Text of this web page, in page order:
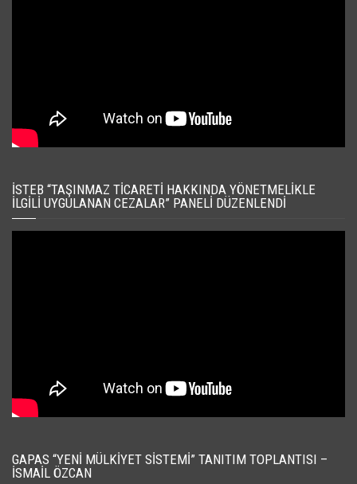
İSTEB “TAŞINMAZ TICARETI HAKKINDA YÖNETMELIKLE
İLGILI UYGULANAN CEZALAR” PANELI DÜZENLENDI
GAPAS “YENI MÜLKIYET SISTEMI” TANITIM TOPLANTISI –
İSMAIL ÖZCAN